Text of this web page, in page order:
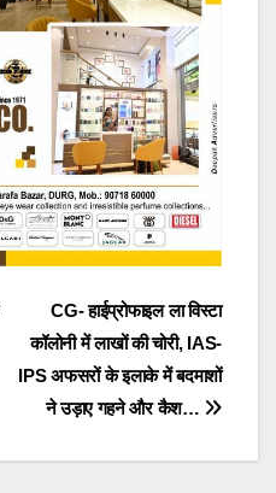
CG- हाईप्रोफाइल ला विस्टा
कॉलोनी में लाखों की चोरी, IAS-
IPS अफसरों के इलाके में बदमाशों
ने उड़ाए गहने और कैश…